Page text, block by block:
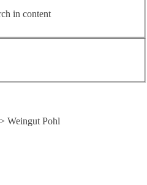
in content
> Weingut Pohl